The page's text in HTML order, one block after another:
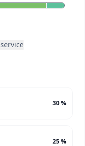
service
30 %
25 %